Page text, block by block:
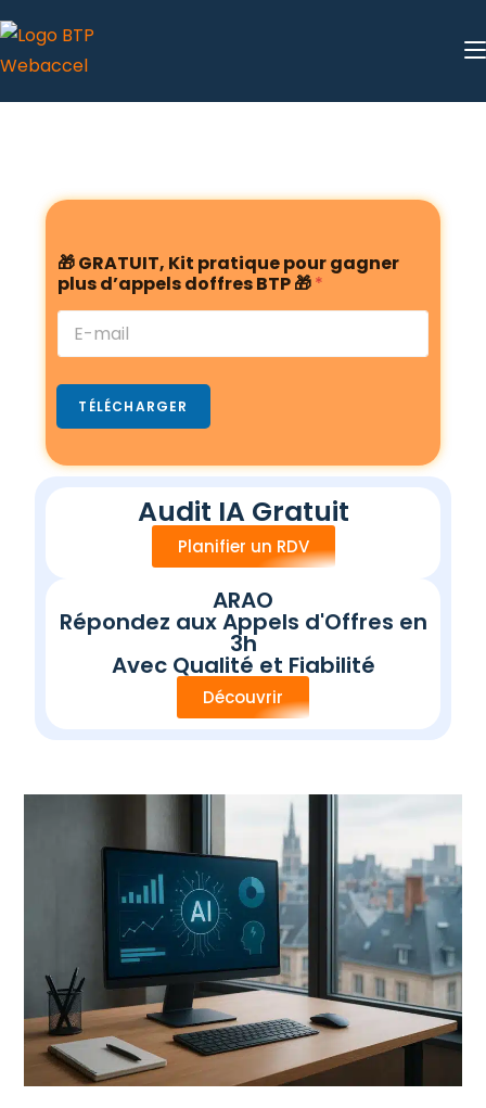
T
P
🎁
l
s
🎁 GRATUIT, Kit pratique pour gagner
plus d’appels doffres BTP 🎁*
TÉLÉCHARGER
Audit IA Gratuit
Planifier un RDV
ARAO
Répondez aux Appels d'Offres en
3h
Avec Qualité et Fiabilité
Découvrir